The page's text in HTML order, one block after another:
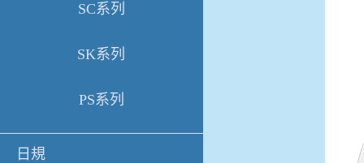
SC系列
SK系列
PS系列
日規